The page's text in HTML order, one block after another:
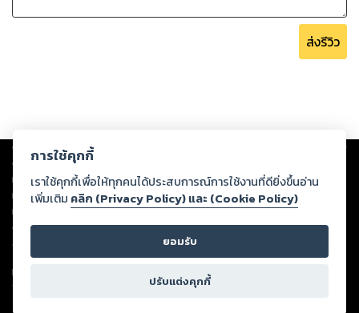
ส่งรีวิว
Copyright © 2026
ต่อผลงานหรือเนื้อหาใดที่อัปโหลดผ่านเว็บไซต์และปรากฏว่าละเมิดสิทธิใน
ทรัพย์สินทางปัญญาของบุคคลอื่นหรือขัดต่อกฎหมายและศีลธรรม ดังนั้น ผู้อ่าน
ทุกท่านโปรดใช้วิจารณญาณในการกลั่นกรองด้วยตนเอง และหากท่านพบว่าส่วน
หนึ่งส่วนใดขัดต่อกฎหมายและศีลธรรม กรุณาแจ้งมายังบริษัท เพื่อทีมงานจะได้
ดำเนินการในทันที ทั้งนี้ ทางสตอรี่ล็อกขอสงวนลิขสิทธิ์ตามพระราชบัญญัติ
ลิขสิทธิ์ พ.ศ. 2537 (ฉบับล่าสุด)
For support: member@ookbee.com
Version
การใช้คุกกี้
เราใช้คุกกี้เพื่อให้ทุกคนได้ประสบการณ์การใช้งานที่ดียิ่งขึ้นอ่าน
เพิ่มเติม คลิก (Privacy Policy) และ (Cookie Policy)
ยอมรับ
ปรับแต่งคุกกี้